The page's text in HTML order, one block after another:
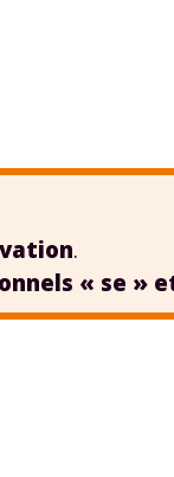
.
« se »
24h